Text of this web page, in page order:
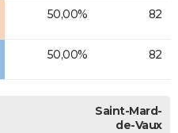
50,00% 82
50,00% 82
Saint-Mard-
de-Vaux